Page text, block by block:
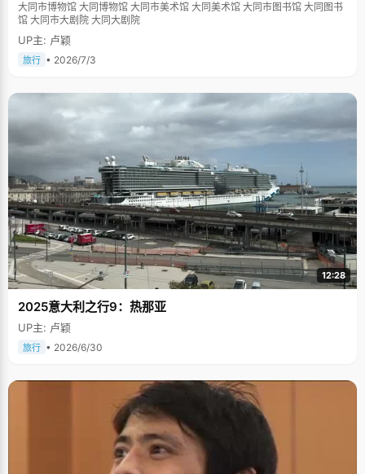
大同市博物馆 大同博物馆 大同市美术馆 大同美术馆 大同市图书馆 大同图书
馆 大同市大剧院 大同大剧院
UP主: 卢颖
旅行 • 2026/7/3
12:28
2025意大利之行9：热那亚
UP主: 卢颖
旅行 • 2026/6/30